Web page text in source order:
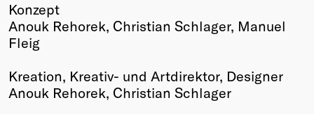
Annual
Konzept
Anouk Rehorek, Christian Schlager, Manuel
Fleig
Kreation, Kreativ- und Artdirektor, Designer
Anouk Rehorek, Christian Schlager